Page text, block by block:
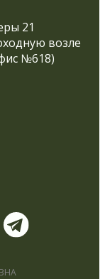
21
возле
№618)